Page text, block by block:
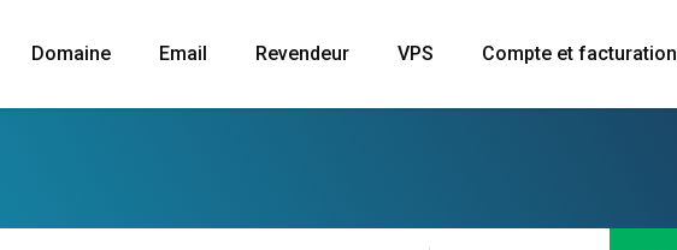
Domaine Email Revendeur VPS Compte et facturation